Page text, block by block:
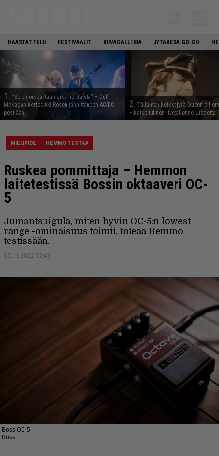
HAASTATTELU FESTIVAALIT KUVAGALLERIA JYTÄKESÄ GO-GO
1. ”Se oli oikeastaan aika herttaista” – Duff
McKagan kertoo Axl Rosen jännittäneen AC/DC-
pestiään
2. Tällainen keikkajyrä Queen oli
– katso tulinen livetallenne vuodelta
MIELIPIDE HEMMO TESTAA
Ruskea pommittaja – Hemmon
laitetestissä Bossin oktaaveri OC-
5
Jumantsuigula, miten hyvin OC-5:n lowest
range -ominaisuus toimii, toteaa Hemmo
testissään.
15.11.2022 12:43
Boss OC-5
Boss